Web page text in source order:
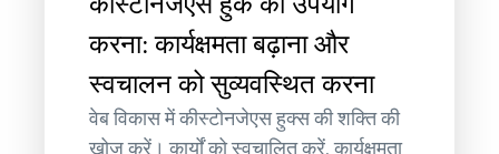
करना: कार्यक्षमता बढ़ाना और
स्वचालन को सुव्यवस्थित करना
वेब विकास में कीस्टोनजेएस हुक्स की शक्ति की
खोज करें। कार्यों को स्वचालित करें, कार्यक्षमता